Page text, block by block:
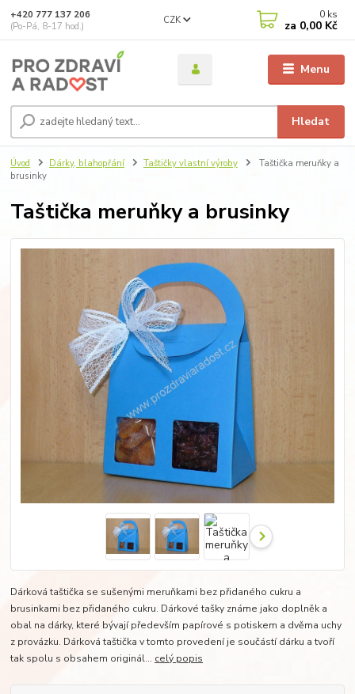
Menu
CZK
Hledat
+420 777 137 206
(Po-Pá, 8-17 hod.)
0 ks
za 0,00 Kč
Úvod Dárky, blahopřání Taštičky vlastní výroby
Taštička meruňky a
brusinky
Taštička meruňky a brusinky
Dárková taštička se sušenými meruňkami bez přidaného cukru a
brusinkami bez přidaného cukru. Dárkové tašky známe jako doplněk a
obal na dárky, které bývají především papírové s potiskem a dvěma uchy
z provázku. Dárková taštička v tomto provedení je součástí dárku a tvoří
tak spolu s obsahem originál... celý popis